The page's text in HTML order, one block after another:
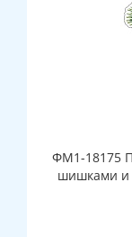
ФМ1-18175
шишками и